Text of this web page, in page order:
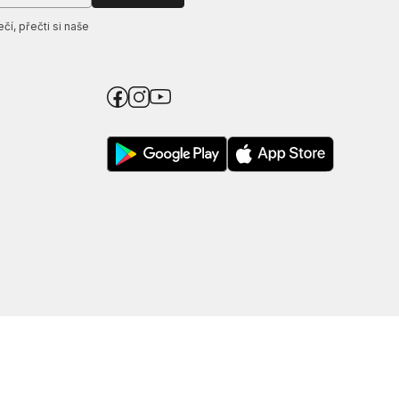
přečti si naše